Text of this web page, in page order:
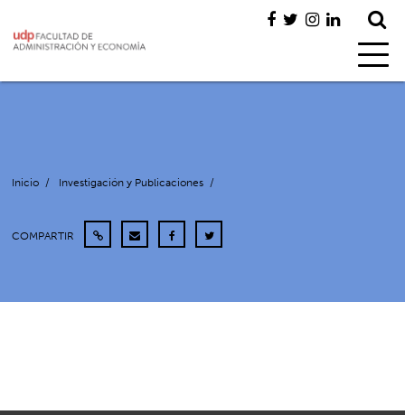
Inicio / Investigación y Publicaciones /
COMPARTIR